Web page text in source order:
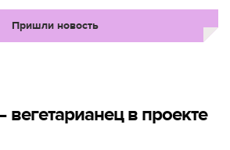
Пришли новость
в проекте